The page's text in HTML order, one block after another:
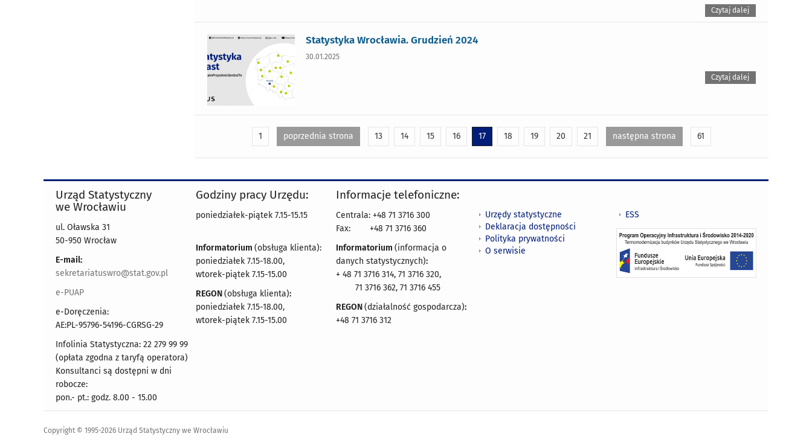
Czytaj dalej
Statystyka Wrocławia. Grudzień 2024
30.01.2025
Czytaj dalej
1 poprzednia strona 13 14 15 16 17 18 19 20 21 następna strona 61
Urząd Statystyczny
we Wrocławiu
ul. Oławska 31
50-950 Wrocław
E-mail:
sekretariatuswro@stat.gov.pl
e-PUAP
e-Doręczenia:
AE:PL-95796-54196-CGRSG-29
Infolinia Statystyczna: 22 279 99 99
(opłata zgodna z taryfą operatora)
Konsultanci są dostępni w dni
robocze:
pon.- pt.: godz. 8.00 - 15.00
Godziny pracy Urzędu:
poniedziałek-piątek 7.15-15.15
Informatorium (obsługa klienta):
poniedziałek 7.15-18.00,
wtorek-piątek 7.15-15.00
REGON(obsługa klienta):
poniedziałek 7.15-18.00,
wtorek-piątek 7.15-15.00
Informacje telefoniczne:
Centrala: +48 71 3716 300
Fax:
+48 71 3716 360
Informatorium (informacja o
danych statystycznych):
+ 48 71 3716 314, 71 3716 320,
71 3716 362, 71 3716 455
REGON(działalność gospodarcza):
+48 71 3716 312
Urzędy statystyczne
Deklaracja dostępności
Polityka prywatności
O serwisie
ESS
Copyright © 1995-2026 Urząd Statystyczny we Wrocławiu